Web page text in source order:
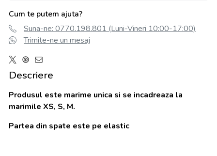
Cum te putem ajuta?
Suna-ne: 0770.198.801 (Luni-Vineri 10:00-17:00)
Trimite-ne un mesaj
Descriere
Produsul este marime unica si se incadreaza la
marimile XS, S, M.
Partea din spate este pe elastic